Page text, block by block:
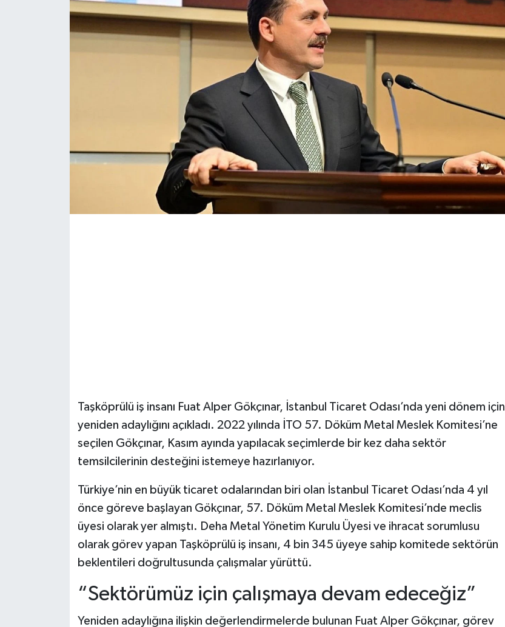
Taşköprülü iş insanı Fuat Alper Gökçınar, İstanbul Ticaret Odası’nda yeni dönem için
yeniden adaylığını açıkladı. 2022 yılında İTO 57. Döküm Metal Meslek Komitesi’ne
seçilen Gökçınar, Kasım ayında yapılacak seçimlerde bir kez daha sektör
temsilcilerinin desteğini istemeye hazırlanıyor.
Türkiye’nin en büyük ticaret odalarından biri olan İstanbul Ticaret Odası’nda 4 yıl
önce göreve başlayan Gökçınar, 57. Döküm Metal Meslek Komitesi’nde meclis
üyesi olarak yer almıştı. Deha Metal Yönetim Kurulu Üyesi ve ihracat sorumlusu
olarak görev yapan Taşköprülü iş insanı, 4 bin 345 üyeye sahip komitede sektörün
beklentileri doğrultusunda çalışmalar yürüttü.
“Sektörümüz için çalışmaya devam edeceğiz”
Yeniden adaylığına ilişkin değerlendirmelerde bulunan Fuat Alper Gökçınar, görev
Daday Haberleri
Karadeniz Haberleri
Ulusal Haberler
Teknoloji Haberleri
Siyaset Haberleri
Dünya Haberleri